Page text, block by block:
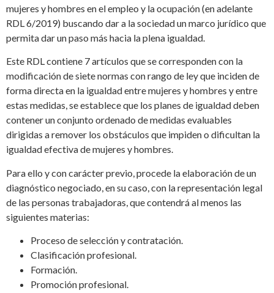
mujeres y hombres en el empleo y la ocupación (en adelante
RDL 6/2019) buscando dar a la sociedad un marco jurídico que
permita dar un paso más hacia la plena igualdad.
Este RDL contiene 7 artículos que se corresponden con la
modificación de siete normas con rango de ley que inciden de
forma directa en la igualdad entre mujeres y hombres y entre
estas medidas, se establece que los planes de igualdad deben
contener un conjunto ordenado de medidas evaluables
dirigidas a remover los obstáculos que impiden o dificultan la
igualdad efectiva de mujeres y hombres.
Para ello y con carácter previo, procede la elaboración de un
diagnóstico negociado, en su caso, con la representación legal
de las personas trabajadoras, que contendrá al menos las
siguientes materias:
Proceso de selección y contratación.
Clasificación profesional.
Formación.
Promoción profesional.